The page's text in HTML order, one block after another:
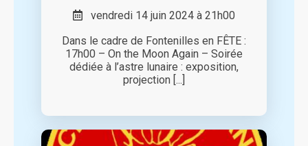
vendredi 14 juin 2024 à 21h00
Dans le cadre de Fontenilles en FÊTE :
17h00 – On the Moon Again – Soirée
dédiée à l’astre lunaire : exposition,
projection [...]